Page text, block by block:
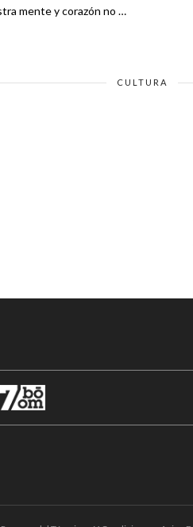
mental y emocional. Nuestra mente y corazón no …
CULTURA